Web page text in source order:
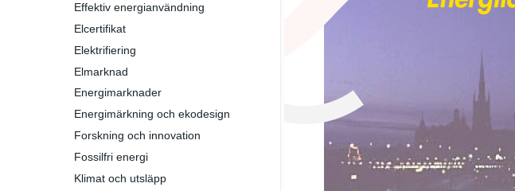
Effektiv energianvändning
Elcertifikat
Elektrifiering
Elmarknad
Energimarknader
Energimärkning och ekodesign
Forskning och innovation
Fossilfri energi
Klimat och utsläpp